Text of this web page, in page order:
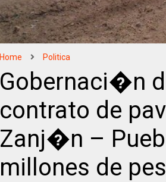
Home Politica
Gobernaci�n
contrato de
Zanj�n –
millones de